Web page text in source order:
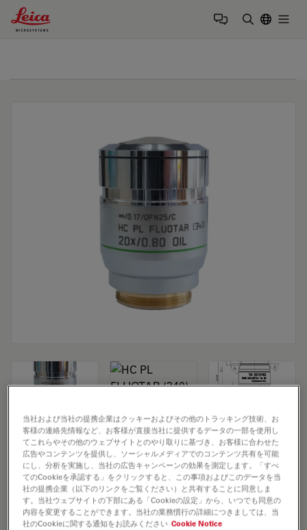
Leica Microsystems Logo
Microscope Objective HC PL FLUOTAR
(340) 20x/0,80 OIL
見積依頼
当社および当社の提携企業はクッキーおよびその他のトラッキング技術、お
客様の連絡先情報など、お客様が直接当社に提供するデータの一部を使用し
てこれらやその他のウェブサイトとのやり取りに基づき、お客様に合わせた
広告やコンテンツを提供し、ソーシャルメディアでのコンテンツ共有を可能
にし、分析を実施し、当社の広告キャンペーンの効果を測定します。「すべ
てのCookieを承認する」をクリックすると、この事項およびこのデータを当
社の提携企業（以下のリンクをご覧ください）と共有することに同意しま
す。当社ウェブサイトの下部にある「Cookieの設定」から、いつでも同意の
内容を変更することができます。当社の業務慣行の詳細につきましては、当
社のCookieに関する通知をお読みください Cookie Notice